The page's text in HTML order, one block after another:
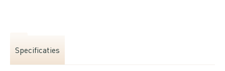
Specificaties